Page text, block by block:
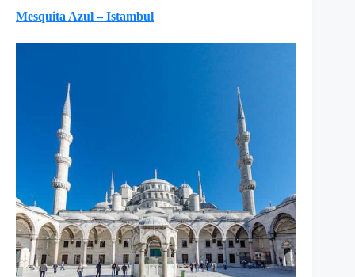
Mesquita Azul – Istambul